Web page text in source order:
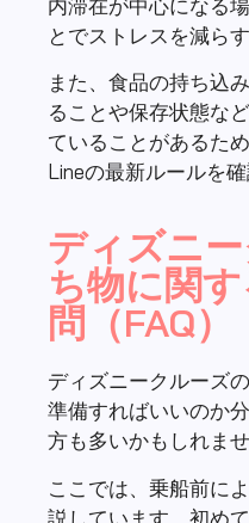
とでストレスを減ら
また、食品の持ち込
ることや保存状態な
ていることがあるた
Lineの最新ルールを
ディズニ
ち物に関
問（FAQ）
ディズニークルーズ
準備すればいいのか
方も多いかもしれませ
ここでは、乗船前に
説しています。初め